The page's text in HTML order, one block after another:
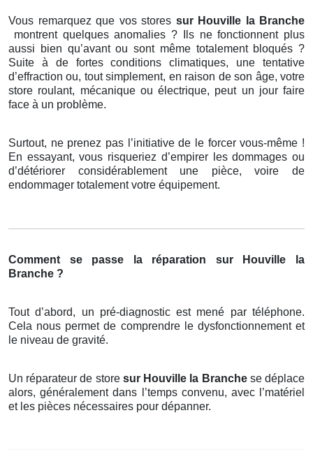
Vous remarquez que vos stores sur Houville la Branche
montrent quelques anomalies ? Ils ne fonctionnent plus
aussi bien qu’avant ou sont même totalement bloqués ?
Suite à de fortes conditions climatiques, une tentative
d’effraction ou, tout simplement, en raison de son âge, votre
store roulant, mécanique ou électrique, peut un jour faire
face à un problème.
Surtout, ne prenez pas l’initiative de le forcer vous-même !
En essayant, vous risqueriez d’empirer les dommages ou
d’détériorer considérablement une pièce, voire de
endommager totalement votre équipement.
Comment se passe la réparation sur Houville la
Branche ?
Tout d’abord, un pré-diagnostic est mené par téléphone.
Cela nous permet de comprendre le dysfonctionnement et
le niveau de gravité.
Un réparateur de store sur Houville la Branche se déplace
alors, généralement dans l’temps convenu, avec l’matériel
et les pièces nécessaires pour dépanner.